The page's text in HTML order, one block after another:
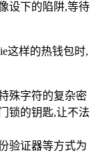
设下的陷阱,等待
这样的热钱包时,
殊字符的复杂密
锁的钥匙,让不法
验证器等方式为